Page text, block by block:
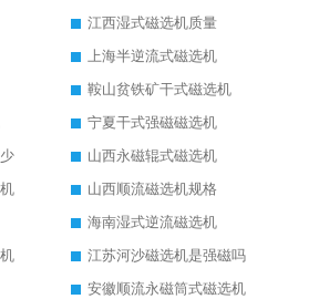
江西湿式磁选机质量
上海半逆流式磁选机
鞍山贫铁矿干式磁选机
宁夏干式强磁磁选机
山西永磁辊式磁选机
山西顺流磁选机规格
海南湿式逆流磁选机
江苏河沙磁选机是强磁吗
安徽顺流永磁筒式磁选机